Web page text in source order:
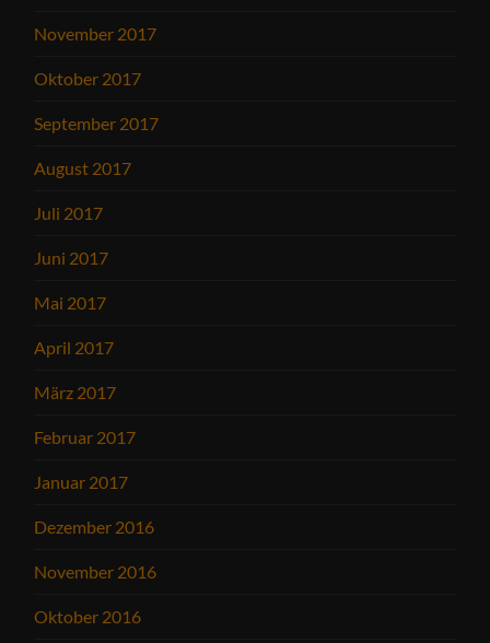
November 2017
Oktober 2017
September 2017
August 2017
Juli 2017
Juni 2017
Mai 2017
April 2017
März 2017
Februar 2017
Januar 2017
Dezember 2016
November 2016
Oktober 2016